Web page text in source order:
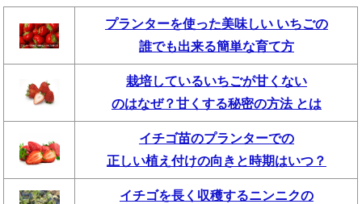
プランターを使った美味しい いちごの
誰でも出来る簡単な育て方
栽培しているいちごが甘くない
のはなぜ？甘くする秘密の方法 とは
イチゴ苗のプランターでの
正しい植え付けの向きと時期はいつ？
イチゴを長く収穫するニンニクの